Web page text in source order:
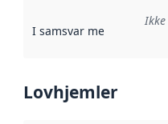
I samsvar med
Lovhjemler